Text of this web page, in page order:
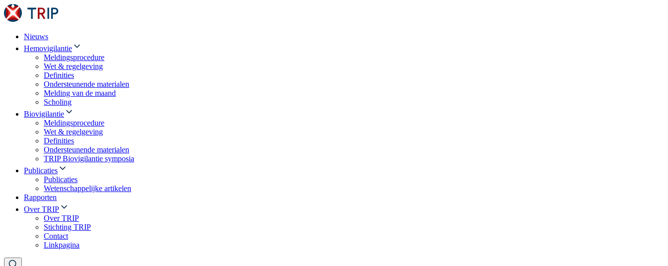
Nieuws
Hemovigilantie
Meldingsprocedure
Wet & regelgeving
Definities
Ondersteunende materialen
Melding van de maand
Scholing
Biovigilantie
Meldingsprocedure
Wet & regelgeving
Definities
Ondersteunende materialen
TRIP Biovigilantie symposia
Publicaties
Publicaties
Wetenschappelijke artikelen
Rapporten
Over TRIP
Over TRIP
Stichting TRIP
Contact
Linkpagina